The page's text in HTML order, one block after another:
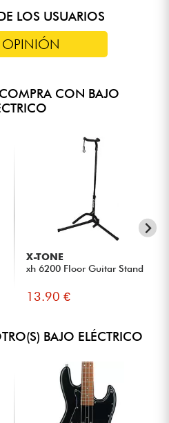
LOS USUARIOS
OPINIÓN
CON BAJO
X-TONE
xh 6200 Floor Guitar Stand
13.90 €
BAJO ELÉCTRICO